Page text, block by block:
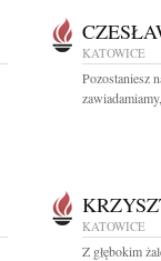
KATOWICE
Pozostaniesz
KATOWICE
Z głębokim